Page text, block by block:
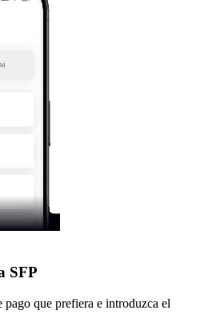
SFP
pago que prefiera e introduzca el